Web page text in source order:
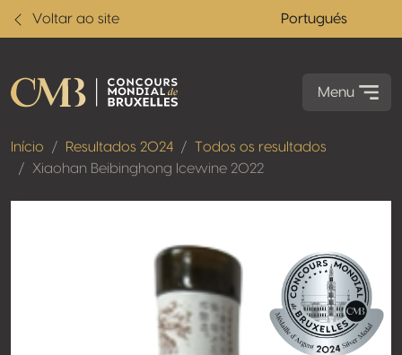
Voltar ao site Portugués
Menu
Início Resultados 2024
Todos os resultados
Xiaohan Beibinghong Icewine 2022